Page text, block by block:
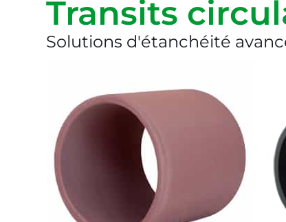
Transits
Solutions d'étanchéité